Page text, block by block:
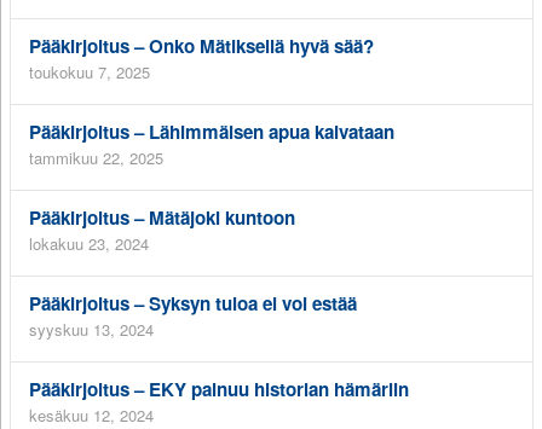
Pääkirjoitus – Onko Mätiksellä hyvä sää?
toukokuu 7, 2025
Pääkirjoitus – Lähimmäisen apua kaivataan
tammikuu 22, 2025
Pääkirjoitus – Mätäjoki kuntoon
lokakuu 23, 2024
Pääkirjoitus – Syksyn tuloa ei voi estää
syyskuu 13, 2024
Pääkirjoitus – EKY painuu historian hämäriin
kesäkuu 12, 2024